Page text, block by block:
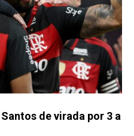
de virada por 3 a